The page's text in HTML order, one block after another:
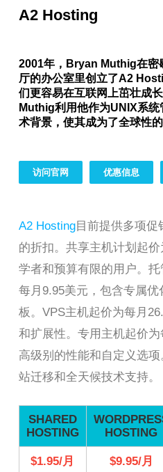
A2 Hosting
2001年，Bryan Muthig在密
厅的办公室里创立了A2
们更容易在互联网上茁壮成
Muthig利用他作为UNIX系
术背景，使其成为了全球性的
访问官网 优惠信息
A2 Hosting目前提供多项促
的折扣。共享主机计划起
学者和预算有限的用户。
每月9.95美元，包含专属优
板。VPS主机起价为每月
和扩展性。专用主机起价
高级别的性能和自定义选
站迁移和全天候技术支持。
SHARED
HOSTING
HOSTING
$1.95/月 $9.95/月